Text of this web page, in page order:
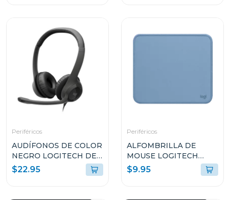
Periféricos
AUDÍFONOS DE COLOR
NEGRO LOGITECH DE
CABLE USB TIPO-A
CON MICROFONO
$22.95
Periféricos
ALFOMBRILLA DE
MOUSE LOGITECH
956000038
$9.95